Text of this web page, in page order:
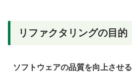
リファクタリングの目的
ソフトウェアの品質を向上させる